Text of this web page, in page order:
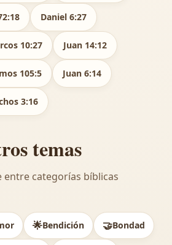
Daniel 6:27
10:27 Juan 14:12
105:5 Juan 6:14
3:16
temas
entre categorías bíblicas
🌟Bendición 🤝Bondad